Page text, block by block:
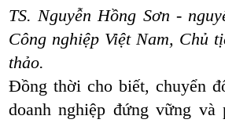
TS. Nguyễn Hồng Sơn -
Công nghiệp Việt Nam, Chủ
thảo.
Đồng thời cho biết, chuyển
doanh nghiệp đứng vững